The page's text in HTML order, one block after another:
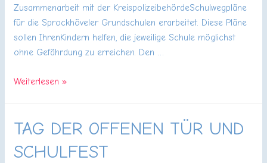
Zusammenarbeit mit der KreispolizeibehördeSchulwegpläne
für die Sprockhöveler Grundschulen erarbeitet. Diese Pläne
sollen IhrenKindern helfen, die jeweilige Schule möglichst
ohne Gefährdung zu erreichen. Den …
Der
der
Sprockhövel
Weiterlesen »
TAG DER OFFENEN TÜR UND
SCHULFEST